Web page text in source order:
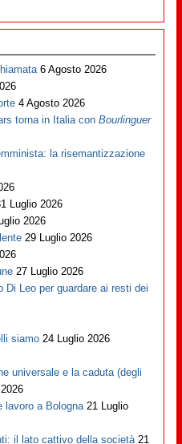
6 Agosto 2026
4 Agosto 2026
torna in Italia conBourlinguer
la risemantizzazione
Luglio 2026
2026
29 Luglio 2026
27 Luglio 2026
Di Leo per guardare ai resti dei
siamo 24 Luglio 2026
universale e la caduta (degli
lavoro a Bologna 21 Luglio
il lato cattivo della società 21